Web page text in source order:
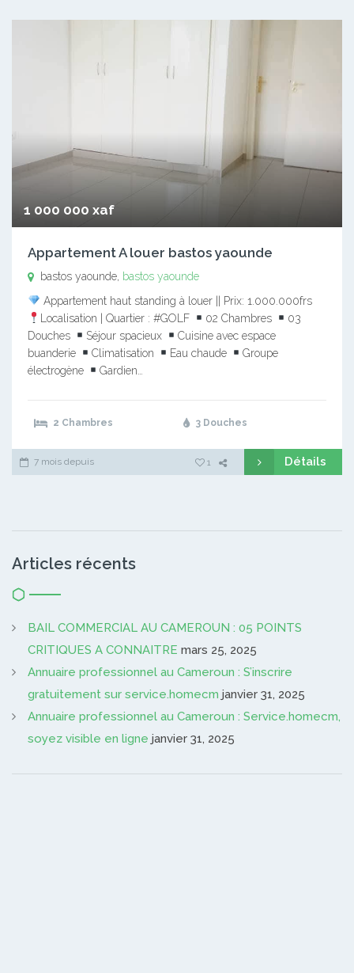
1 000 000 xaf
Appartement A louer bastos yaounde
bastos yaounde, bastos yaounde
Appartement haut standing à louer || Prix: 1.000.000frs
Localisation | Quartier : #GOLF
02 Chambres
03
Douches
Séjour spacieux
Cuisine avec espace
buanderie
Climatisation Eau chaude
Groupe
électrogène
Gardien…
2 Chambres 3 Douches
7 mois depuis 1 Détails
Articles récents
BAIL COMMERCIAL AU CAMEROUN : 05 POINTS
CRITIQUES A CONNAITRE mars 25, 2025
Annuaire professionnel au Cameroun : S’inscrire
gratuitement sur service.homecm janvier 31, 2025
Annuaire professionnel au Cameroun : Service.homecm,
soyez visible en ligne janvier 31, 2025